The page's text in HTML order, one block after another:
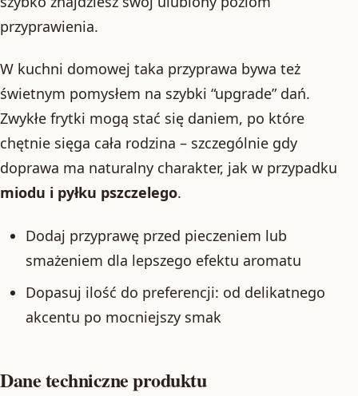
przyprawienia.
W kuchni domowej taka przyprawa bywa też
świetnym pomysłem na szybki “upgrade” dań.
Zwykłe frytki mogą stać się daniem, po które
chętnie sięga cała rodzina – szczególnie gdy
doprawa ma naturalny charakter, jak w przypadku
miodu i pyłku pszczelego.
Dodaj przyprawę przed pieczeniem lub
smażeniem dla lepszego efektu aromatu
Dopasuj ilość do preferencji: od delikatnego
akcentu po mocniejszy smak
Dane techniczne produktu